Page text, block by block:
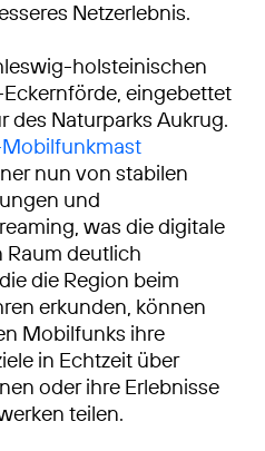
Netzerlebnis.
holsteinischen
eingebettet
des Naturparks Aukrug.
nun von stabilen
und
was die digitale
Raum deutlich
die Region beim
erkunden, können
Mobilfunks ihre
in Echtzeit über
oder ihre Erlebnisse
teilen.